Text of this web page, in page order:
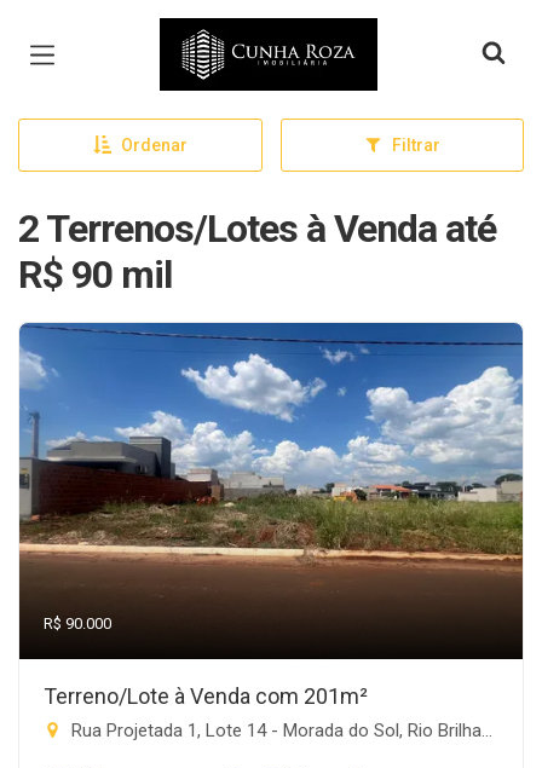
Página inicial
Ordenar Filtrar
2 Terrenos/Lotes à Venda até
R$ 90 mil
R$ 90.000
Terreno/Lote à Venda com 201m²
Rua Projetada 1, Lote 14 - Morada do Sol, Rio Brilhante-MS